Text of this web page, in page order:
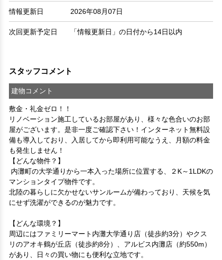
情報更新日 2026年08月07日
次回更新予定日 「情報更新日」の日付から14日以内
スタッフコメント
建物コメント
敷金・礼金ゼロ！！
リノベーション施工しているお部屋があり、様々な色合いのお部
屋がございます。是非一度ご確認下さい！インターネット無料設
備も導入しており、入居してから即利用可能なうえ、月額の料金
も発生しません！
【どんな物件？】
マンションタイプ物件です。
北陸の暮らしに欠かせないサンルームが備わっており、天候を気
にせず洗濯ができるのが魅力です。
【どんな環境？】
周辺にはファミリーマート内灘大学通り店（徒歩約3分）やクス
リのアオキ鶴が丘店（徒歩約8分）、アルビス内灘店（約550m）
があり、日々の買い物にも便利な立地です。